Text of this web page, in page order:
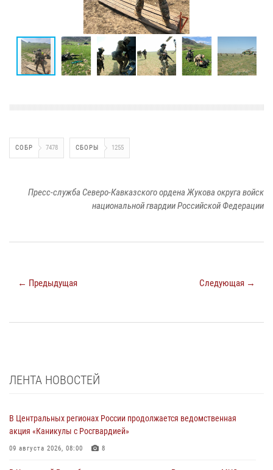
СОБР 7478 СБОРЫ 1255
Пресс-служба Северо-Кавказского ордена Жукова округа войск
национальной гвардии Российской Федерации
← Предыдущая Следующая →
ЛЕНТА НОВОСТЕЙ
В Центральных регионах России продолжается ведомственная
акция «Каникулы с Росгвардией»
09 августа 2026, 08:00 8